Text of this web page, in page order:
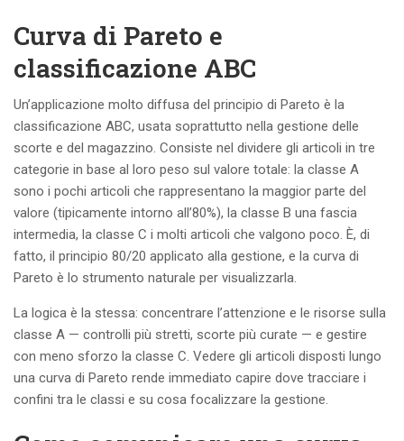
Curva di Pareto e
classificazione ABC
Un’applicazione molto diffusa del principio di Pareto è la
classificazione ABC, usata soprattutto nella gestione delle
scorte e del magazzino. Consiste nel dividere gli articoli in tre
categorie in base al loro peso sul valore totale: la classe A
sono i pochi articoli che rappresentano la maggior parte del
valore (tipicamente intorno all’80%), la classe B una fascia
intermedia, la classe C i molti articoli che valgono poco. È, di
fatto, il principio 80/20 applicato alla gestione, e la curva di
Pareto è lo strumento naturale per visualizzarla.
La logica è la stessa: concentrare l’attenzione e le risorse sulla
classe A — controlli più stretti, scorte più curate — e gestire
con meno sforzo la classe C. Vedere gli articoli disposti lungo
una curva di Pareto rende immediato capire dove tracciare i
confini tra le classi e su cosa focalizzare la gestione.